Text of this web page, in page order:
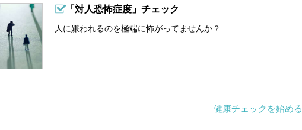
「対人恐怖症度」チェック
人に嫌われるのを極端に怖がってませんか？
健康チェックを始める